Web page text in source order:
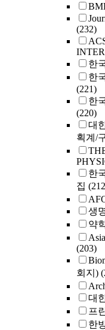
(232)
한
한
(221)
한
(220)
대
획계/
한
집
생
약
(203)
회지)
대
프
한